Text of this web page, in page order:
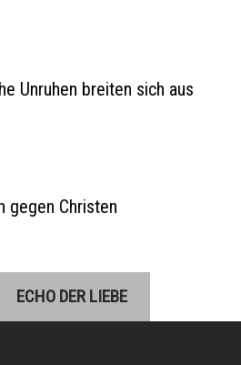
Unruhen breiten sich aus
gegen Christen
ECHO DER LIEBE